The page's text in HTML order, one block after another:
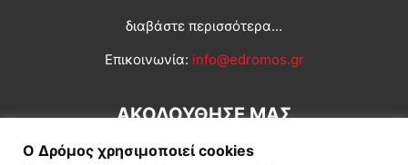
διαβάστε περισσότερα...
Επικοινωνία: info@edromos.gr
ΑΚΟΛΟΥΘΗΣΕ ΜΑΣ
Ο Δρόμος χρησιμοποιεί cookies